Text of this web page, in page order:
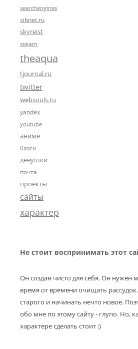
searchengines
sibnet.ru
skyreist
steam
theaqua
tjournal.ru
twitter
websouls.ru
yandex
youtube
аниме
блоги
девушки
почта
проекты
сайты
характер
Не стоит воспринимать этот
Он создан чисто для себя. Он нужен
время от времени очищать
старого и начинать нечто новое.
обо мне по этому сайту - глупо. Но,
характере сделать стоит :)